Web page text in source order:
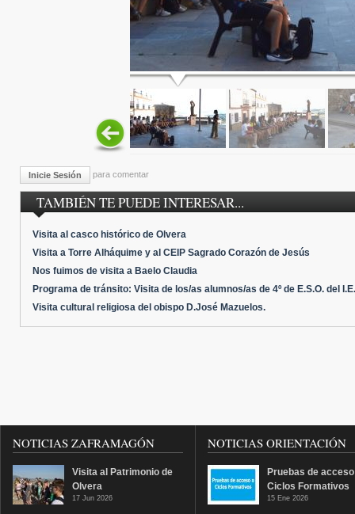
Inicie Sesión para comentar
TAMBIÉN TE PUEDE INTERESAR...
Visita al casco histórico de Olvera
Visita a Torre Alháquime y al CEIP Sagrado Corazón de Jesús
Nos fuimos de visita a Baelo Claudia
Programa de tránsito: Visita de los/as alumnos/as de 4º de E.S.O. del
Visita cultural religiosa del obispo D.José Mazuelos.
NOTICIAS ZAFRAMAGÓN
Visita al Patrimonio de
Olvera
17 Jun 2026
NOTICIAS ORIENTACIÓN
Pruebas de
Ciclos Formativos
15 Ene 2026